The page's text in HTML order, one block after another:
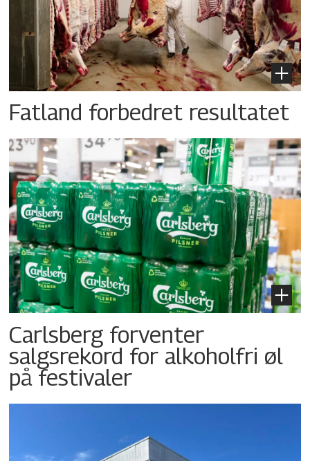
Fatland forbedret resultatet
Carlsberg forventer
salgsrekord for alkoholfri øl
på festivaler